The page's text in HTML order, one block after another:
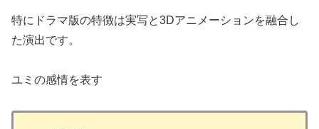
特にドラマ版の特徴は実写と3Dアニメーションを融合し
た演出です。
ユミの感情を表す